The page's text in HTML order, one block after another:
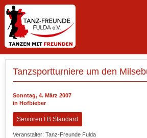
Tanzsportturniere um den
Sonntag, 4. März 2007
in Hofbieber
Senioren I B Standard
Veranstalter: Tanz-Freunde Fulda